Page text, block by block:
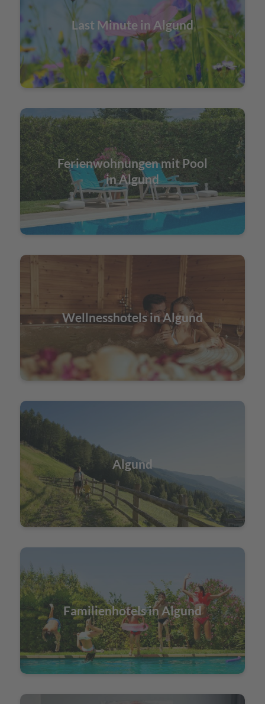
Last Minute in Algund
Ferienwohnungen mit Pool
in Algund
Wellnesshotels in Algund
Algund
Familienhotels in Algund